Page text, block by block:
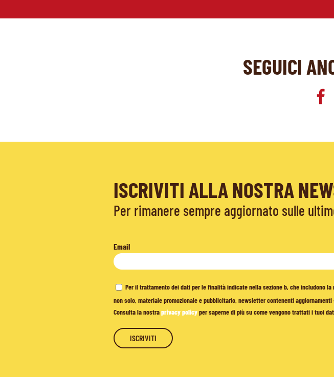
SEGUICI
ISCRIVITI ALLA NOSTRA
Per rimanere sempre aggiornato sulle
Email
Per il trattamento dei dati per le finalità indicate nella sezione b, che includono
non solo, materiale promozionale e pubblicitario, newsletter contenenti
Consulta la nostraprivacy policyper saperne di più su come vengono trattati i tuoi